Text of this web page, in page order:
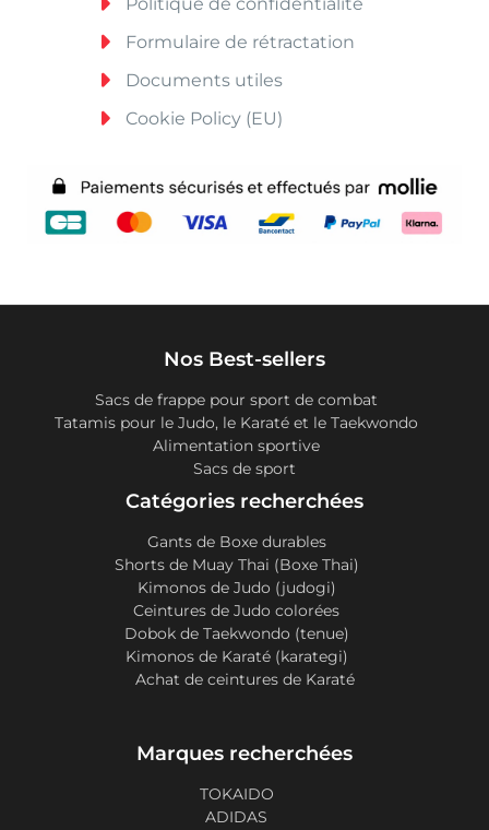
Politique de confidentialité
Formulaire de rétractation
Documents utiles
Cookie Policy (EU)
Nos Best-sellers
Sacs de frappe pour sport de combat
Tatamis pour le Judo, le Karaté et le Taekwondo
Alimentation sportive
Sacs de sport
Catégories recherchées
Gants de Boxe durables
Shorts de Muay Thai (Boxe Thai)
Kimonos de Judo (judogi)
Ceintures de Judo colorées
Dobok de Taekwondo (tenue)
Kimonos de Karaté (karategi)
Achat de ceintures de Karaté
Marques recherchées
TOKAIDO
ADIDAS